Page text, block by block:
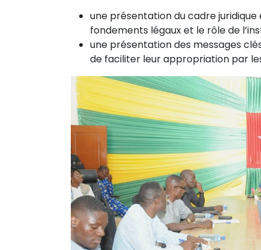
une présentation du cadre juridique
fondements légaux et le rôle de
une présentation des messages
de faciliter leur appropriation par